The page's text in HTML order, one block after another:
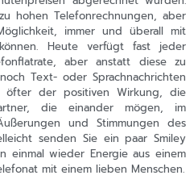
hohen Telefonrechnungen, aber
immer und überall mit
Heute verfügt fast jeder
aber anstatt diese zu
Text- oder Sprachnachrichten
öfter der positiven Wirkung, die
die einander mögen, im
und Stimmungen des
senden Sie ein paar Smiley
einmal wieder Energie aus einem
mit einem lieben Menschen.